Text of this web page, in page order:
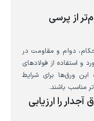
از پرسی
دوام و مقاومت در
و استفاده از فولادهای
این ورق‌ها برای شرایط
مناسب باشند.
را ارزیابی